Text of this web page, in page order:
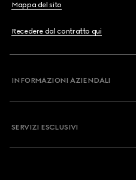
Mappa del sito
Recedere dal contratto qui
INFORMAZIONI AZIENDALI
SERVIZI ESCLUSIVI